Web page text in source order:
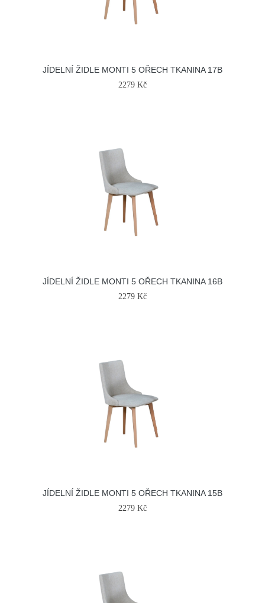
JÍDELNÍ ŽIDLE MONTI 5 OŘECH TKANINA 17B
2279 Kč
JÍDELNÍ ŽIDLE MONTI 5 OŘECH TKANINA 16B
2279 Kč
JÍDELNÍ ŽIDLE MONTI 5 OŘECH TKANINA 15B
2279 Kč